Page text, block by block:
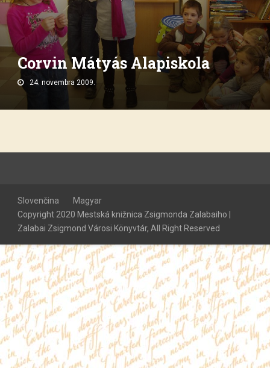
Corvin Mátyás Alapiskola
24. novembra 2009.
Slovenčina
Magyar
Copyright 2020 Mestská knižnica Zsigmonda Zalabaiho |
Zalabai Zsigmond Városi Könyvtár, All Right Reserved